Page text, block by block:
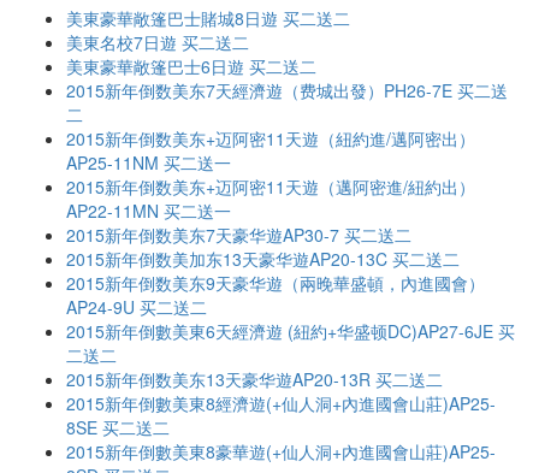
美東豪華敞篷巴士賭城8日遊 买二送二
美東名校7日遊 买二送二
美東豪華敞篷巴士6日遊 买二送二
2015新年倒数美东7天經濟遊（费城出發）PH26-7E 买二送
二
2015新年倒数美东+迈阿密11天遊（紐約進/邁阿密出）
AP25-11NM 买二送一
2015新年倒数美东+迈阿密11天遊（邁阿密進/紐約出）
AP22-11MN 买二送一
2015新年倒数美东7天豪华遊AP30-7 买二送二
2015新年倒数美加东13天豪华遊AP20-13C 买二送二
2015新年倒数美东9天豪华遊（兩晚華盛頓，內進國會）
AP24-9U 买二送二
2015新年倒數美東6天經濟遊 (紐約+华盛顿DC)AP27-6JE 买
二送二
2015新年倒数美东13天豪华遊AP20-13R 买二送二
2015新年倒數美東8經濟遊(+仙人洞+內進國會山莊)AP25-
8SE 买二送二
2015新年倒數美東8豪華遊(+仙人洞+內進國會山莊)AP25-